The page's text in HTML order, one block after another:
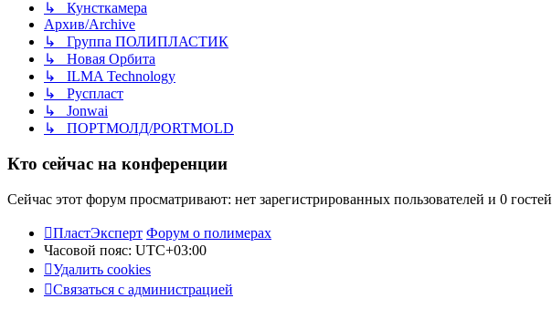
↳ Кунсткамера
Архив/Archive
↳ Группа ПОЛИПЛАСТИК
↳ Новая Орбита
↳ ILMA Technology
↳ Руспласт
↳ Jonwai
↳ ПОРТМОЛД/PORTMOLD
Кто сейчас на конференции
Сейчас этот форум просматривают: нет зарегистрированных пользователей и 0 гостей
ПластЭксперт Форум о полимерах
Часовой пояс: UTC+03:00
Удалить cookies
Связаться с администрацией